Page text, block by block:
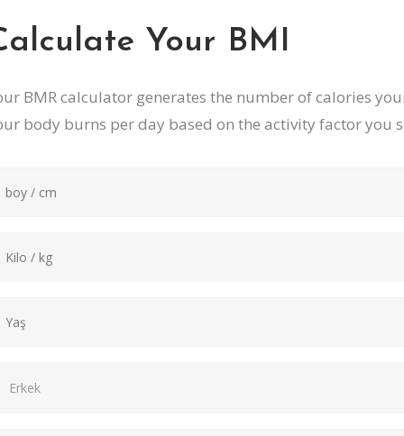
Your BMI
BMR calculator generates the number of calories
body burns per day based on the activity factor you